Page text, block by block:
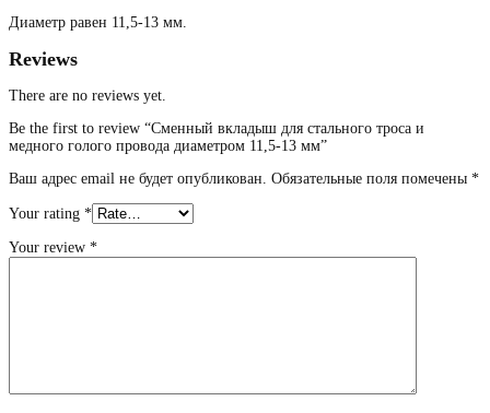
Диаметр равен 11,5-13 мм.
Reviews
There are no reviews yet.
Be the first to review “Сменный вкладыш для стального троса и
медного голого провода диаметром 11,5-13 мм”
Ваш адрес email не будет опубликован. Обязательные поля помечены *
Your rating *
Your review *